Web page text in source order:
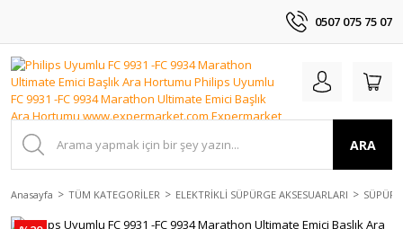
0507 075 75 07
ARA
Anasayfa TÜM KATEGORİLER ELEKTRİKLİ SÜPÜRGE AKSESUARLARI